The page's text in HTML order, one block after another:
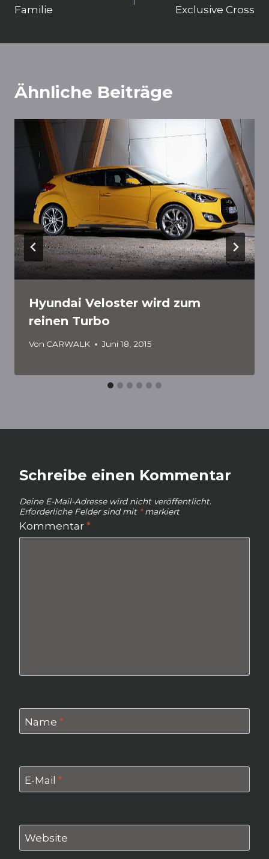
Familie
Exclusive Cross
Ähnliche Beiträge
Hyundai Veloster wird zum
reinen Turbo
Von CARWALK Juni 18, 2015
Schreibe einen Kommentar
Deine E-Mail-Adresse wird nicht veröffentlicht.
Erforderliche Felder sind mit *markiert
Kommentar *
Name *
E-Mail *
Website